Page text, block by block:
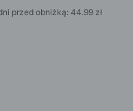
przed obniżką:44.99 zł